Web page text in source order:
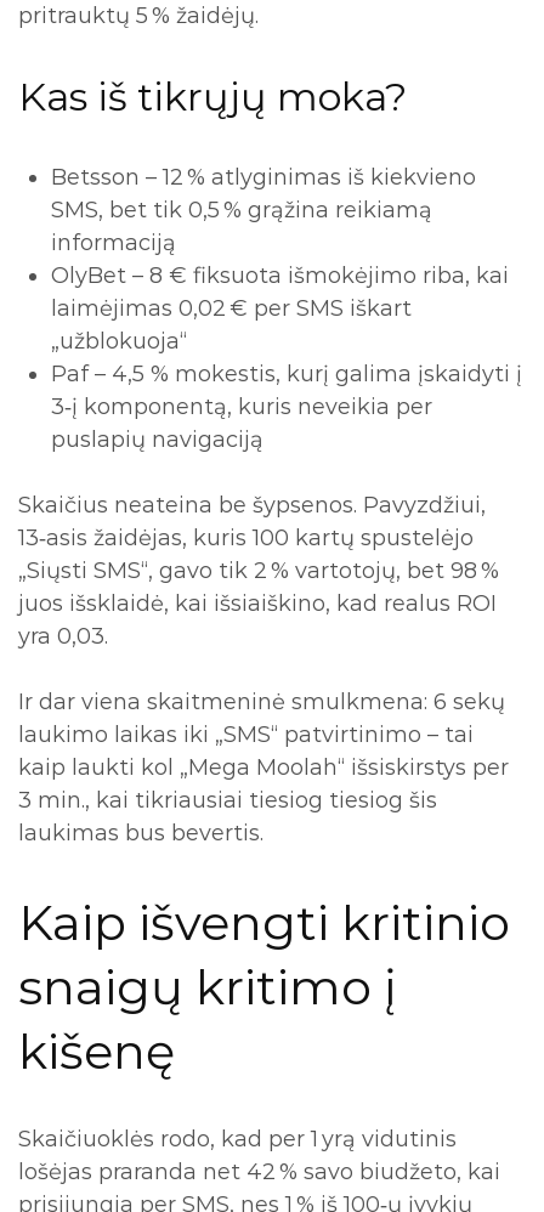
pritrauktų 5 % žaidėjų.
Kas iš tikrųjų moka?
Betsson – 12 % atlyginimas iš kiekvieno
SMS, bet tik 0,5 % grąžina reikiamą
informaciją
OlyBet – 8 € fiksuota išmokėjimo riba, kai
laimėjimas 0,02 € per SMS iškart
„užblokuoja“
Paf – 4,5 % mokestis, kurį galima įskaidyti į
3‑į komponentą, kuris neveikia per
puslapių navigaciją
Skaičius neateina be šypsenos. Pavyzdžiui,
13‑asis žaidėjas, kuris 100 kartų spustelėjo
„Siųsti SMS“, gavo tik 2 % vartotojų, bet 98 %
juos išsklaidė, kai išsiaiškino, kad realus ROI
yra 0,03.
Ir dar viena skaitmeninė smulkmena: 6 sekų
laukimo laikas iki „SMS“ patvirtinimo – tai
kaip laukti kol „Mega Moolah“ išsiskirstys per
3 min., kai tikriausiai tiesiog tiesiog šis
laukimas bus bevertis.
Kaip išvengti kritinio
snaigų kritimo į
kišenę
Skaičiuoklės rodo, kad per 1 yrą vidutinis
lošėjas praranda net 42 % savo biudžeto, kai
prisijungia per SMS, nes 1 % iš 100‑ų įvykių